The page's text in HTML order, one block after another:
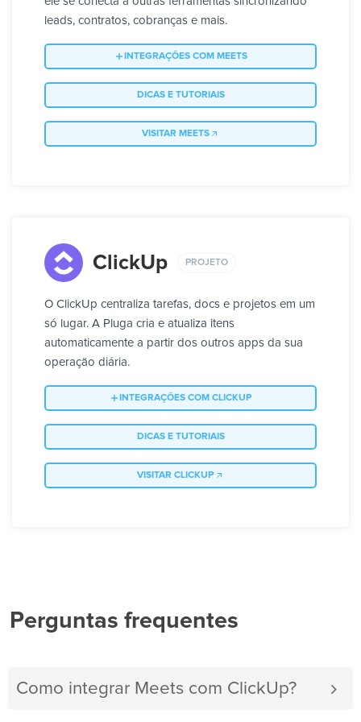
leads, contratos, cobranças e mais.
INTEGRAÇÕES COM MEETS
DICAS E TUTORIAIS
VISITAR MEETS
ClickUp PROJETO
O ClickUp centraliza tarefas, docs e projetos em um
só lugar. A Pluga cria e atualiza itens
automaticamente a partir dos outros apps da sua
operação diária.
INTEGRAÇÕES COM CLICKUP
DICAS E TUTORIAIS
VISITAR CLICKUP
Perguntas frequentes
Como integrar Meets com ClickUp?